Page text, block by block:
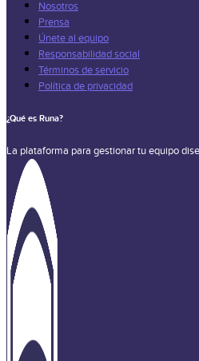
Nosotros
Prensa
Únete al equipo
Responsabilidad social
Términos de servicio
Política de privacidad
¿Qué es Runa?
La plataforma para gestionar tu equipo